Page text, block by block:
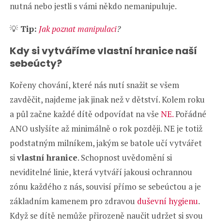
nutná nebo jestli s vámi někdo nemanipuluje.
💡 Tip: Jak poznat manipulaci?
Kdy si vytváříme vlastní hranice naší
sebeúcty?
Kořeny chování, které nás nutí snažit se všem
zavděčit, najdeme jak jinak než v dětství. Kolem roku
a půl začne každé dítě odpovídat na vše NE.Pořádné
ANO uslyšíte až minimálně o rok později. NE je totiž
podstatným milníkem, jakým se batole učí vytvářet
sivlastní hranice. Schopnost uvědomění si
neviditelné linie, která vytváří jakousi ochrannou
zónu každého z nás, souvisí přímo se sebeúctou a je
základním kamenem pro zdravou duševní hygienu.
Když se dítě nemůže přirozeně naučit udržet si svou